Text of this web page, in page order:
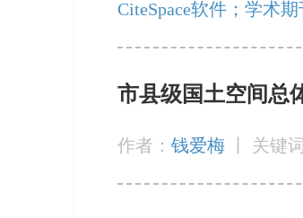
CiteSpace软件；学术期
市县级国土空间总
作者：钱爱梅 关键